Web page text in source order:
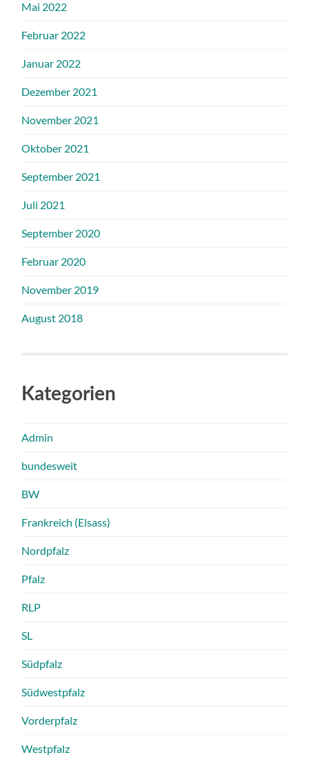
Mai 2022
Februar 2022
Januar 2022
Dezember 2021
November 2021
Oktober 2021
September 2021
Juli 2021
September 2020
Februar 2020
November 2019
August 2018
Kategorien
Admin
bundesweit
BW
Frankreich (Elsass)
Nordpfalz
Pfalz
RLP
SL
Südpfalz
Südwestpfalz
Vorderpfalz
Westpfalz